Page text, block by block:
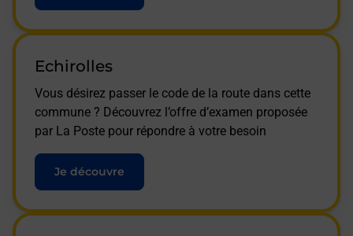
Echirolles
Vous désirez passer le code de la route dans cette
commune ? Découvrez l’offre d’examen proposée
par La Poste pour répondre à votre besoin
Je découvre